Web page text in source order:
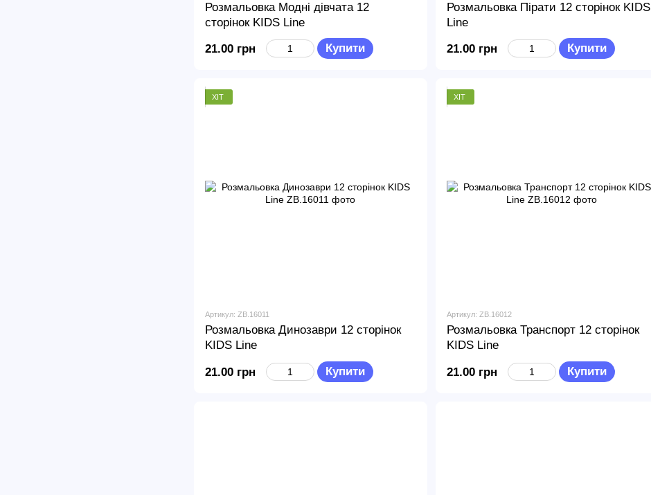
Розмальовка Модні дівчата 12
сторінок KIDS Line
21.00 грн Купити
Розмальовка Пірати 12 сторінок KIDS
Line
21.00 грн Купити
ХІТ
Артикул: ZB.16011
Розмальовка Динозаври 12 сторінок
KIDS Line
21.00 грн Купити
ХІТ
Артикул: ZB.16012
Розмальовка Транспорт 12 сторінок
KIDS Line
21.00 грн Купити